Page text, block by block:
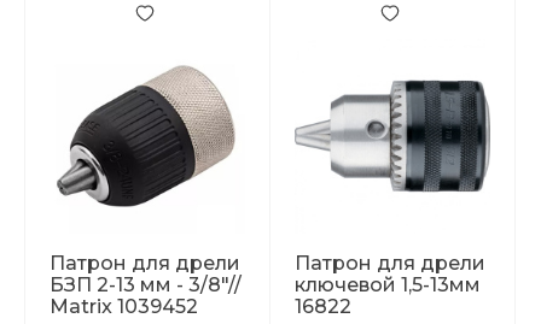
Патрон для дрели
БЗП 2-13 мм - 3/8"//
Matrix 1039452
Патрон для дрели
ключевой 1,5-13мм
16822